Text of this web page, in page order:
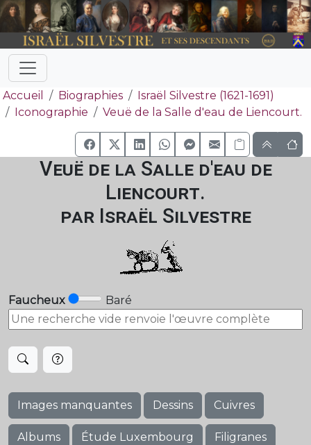
Accueil Biographies
Israël Silvestre (1621-1691)
Iconographie
Veuë de la Salle d'eau de Liencourt.
Veuë de la Salle d'eau de
Liencourt.
par Israël Silvestre
Faucheux Baré
Images manquantes Dessins Cuivres
Albums Étude Luxembourg Filigranes